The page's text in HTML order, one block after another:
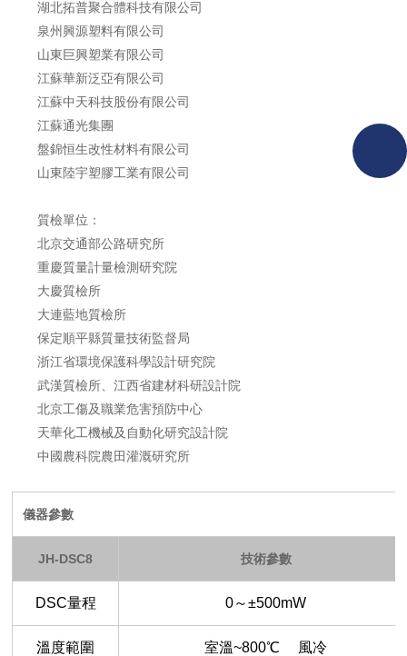
湖北拓普聚合體科技有限公司
泉州興源塑料有限公司
山東巨興塑業有限公司
江蘇華新泛亞有限公司
江蘇中天科技股份有限公司
江蘇通光集團
盤錦恒生改性材料有限公司
山東陸宇塑膠工業有限公司
質檢單位：
北京交通部公路研究所
重慶質量計量檢測研究院
大慶質檢所
大連藍地質檢所
保定順平縣質量技術監督局
浙江省環境保護科學設計研究院
武漢質檢所、江西省建材科研設計院
北京工傷及職業危害預防中心
天華化工機械及自動化研究設計院
中國農科院農田灌溉研究所
儀器參數
JH-DSC8 技術參數
DSC量程 0～±500mW
溫度範圍 室溫~800℃ 風冷